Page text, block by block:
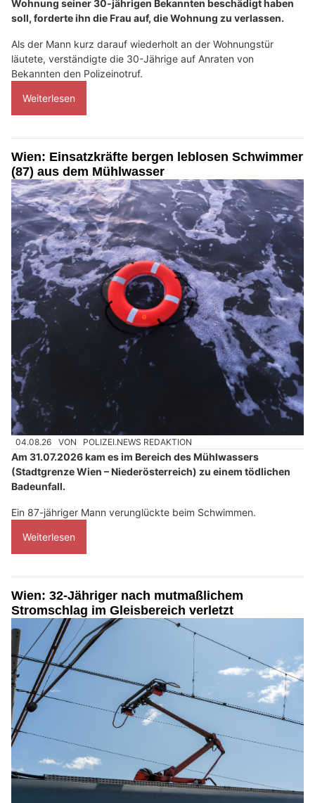
Wohnung seiner 30-jährigen Bekannten beschädigt haben
soll, forderte ihn die Frau auf, die Wohnung zu verlassen.
Als der Mann kurz darauf wiederholt an der Wohnungstür
läutete, verständigte die 30-Jährige auf Anraten von
Bekannten den Polizeinotruf.
Weiterlesen
Wien: Einsatzkräfte bergen leblosen Schwimmer
(87) aus dem Mühlwasser
04.08.26 VON POLIZEI.NEWS REDAKTION
Am 31.07.2026 kam es im Bereich des Mühlwassers
(Stadtgrenze Wien – Niederösterreich) zu einem tödlichen
Badeunfall.
Ein 87-jähriger Mann verunglückte beim Schwimmen.
Weiterlesen
Wien: 32-Jähriger nach mutmaßlichem
Stromschlag im Gleisbereich verletzt